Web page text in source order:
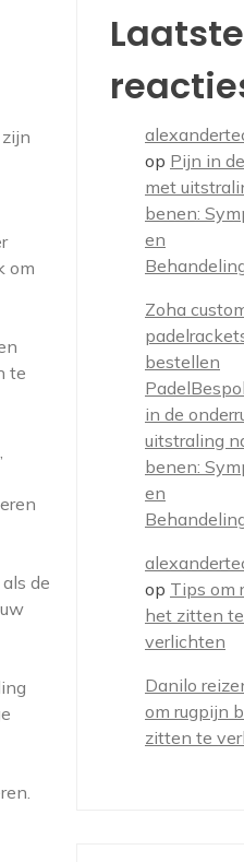
om
te
de
Laatste
op Pijn in
met
benen:
en
Zoha
bestellen
in de
uitstraling
benen:
en
op Tips om
het zitten te
verlichten
Danilo
om rugpijn
zitten te